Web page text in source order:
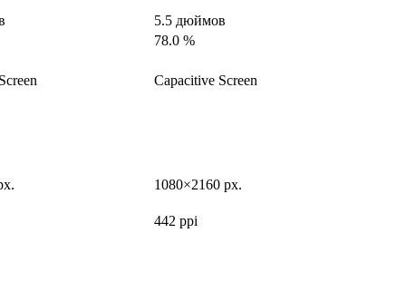
5.5 дюймов
78.0 %
Capacitive Screen
1080×2160 px.
442 ppi